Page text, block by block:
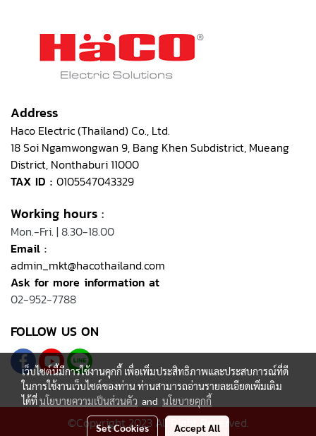
Address
Haco Electric (Thailand) Co., Ltd.
18 Soi Ngamwongwan 9, Bang Khen Subdistrict, Mueang
District, Nonthaburi 11000
TAX ID : 0105547043329
Working hours :
Mon.-Fri. | 8.30-18.00
Email :
admin_mkt@hacothailand.com
Ask for more information at
02-952-7788
FOLLOW US ON
©Copyright 2023 All Right Reserved.
เว็บไซต์นี้มีการใช้งานคุกกี้ เพื่อเพิ่มประสิทธิภาพและประสบการณ์ที่ดี
ในการใช้งานเว็บไซต์ของท่าน ท่านสามารถอ่านรายละเอียดเพิ่มเติม
ได้ที่นโยบายความเป็นส่วนตัว and นโยบายคุกกี้
Set Cookies Accept All